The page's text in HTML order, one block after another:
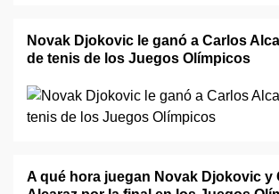
Novak Djokovic le ganó a Carlos
de tenis de los Juegos Olímpicos
A qué hora juegan Novak Djokovic y